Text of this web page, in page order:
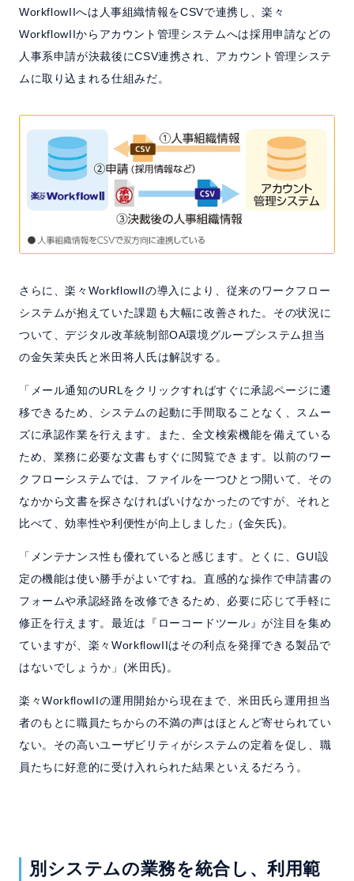
WorkflowIIへは人事組織情報をCSVで連携し、楽々
WorkflowIIからアカウント管理システムへは採用申請などの
人事系申請が決裁後にCSV連携され、アカウント管理システ
ムに取り込まれる仕組みだ。
さらに、楽々WorkflowIIの導入により、従来のワークフロー
システムが抱えていた課題も大幅に改善された。その状況に
ついて、デジタル改革統制部OA環境グループシステム担当
の金矢茉央氏と米田将人氏は解説する。
「メール通知のURLをクリックすればすぐに承認ページに遷
移できるため、システムの起動に手間取ることなく、スムー
ズに承認作業を行えます。また、全文検索機能を備えている
ため、業務に必要な文書もすぐに閲覧できます。以前のワー
クフローシステムでは、ファイルを一つひとつ開いて、その
なかから文書を探さなければいけなかったのですが、それと
比べて、効率性や利便性が向上しました」(金矢氏)。
「メンテナンス性も優れていると感じます。とくに、GUI設
定の機能は使い勝手がよいですね。直感的な操作で申請書の
フォームや承認経路を改修できるため、必要に応じて手軽に
修正を行えます。最近は『ローコードツール』が注目を集め
ていますが、楽々WorkflowIIはその利点を発揮できる製品で
はないでしょうか」(米田氏)。
楽々WorkflowIIの運用開始から現在まで、米田氏ら運用担当
者のもとに職員たちからの不満の声はほとんど寄せられてい
ない。その高いユーザビリティがシステムの定着を促し、職
員たちに好意的に受け入れられた結果といえるだろう。
別システムの業務を統合し、利用範